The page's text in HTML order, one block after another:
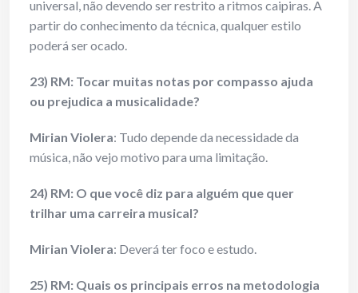
universal, não devendo ser restrito a ritmos caipiras. A
partir do conhecimento da técnica, qualquer estilo
poderá ser ocado.
23) RM: Tocar muitas notas por compasso ajuda
ou prejudica a musicalidade?
Mirian Violera: Tudo depende da necessidade da
música, não vejo motivo para uma limitação.
24) RM: O que você diz para alguém que quer
trilhar uma carreira musical?
Mirian Violera: Deverá ter foco e estudo.
25) RM: Quais os principais erros na metodologia